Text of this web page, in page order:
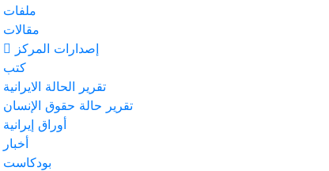
ملفات
مقالات
إصدارات المركز
كتب
تقرير الحالة الايرانية
تقرير حالة حقوق الإنسان
أوراق إيرانية
أخبار
بودكاست